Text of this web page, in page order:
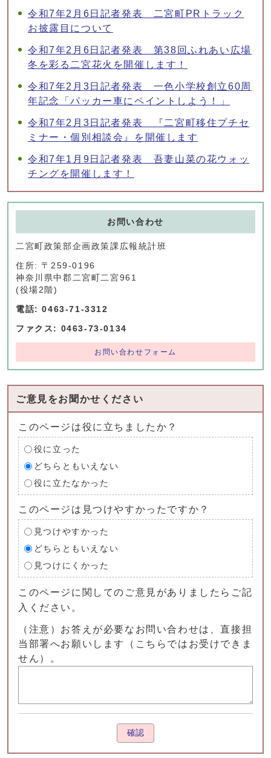
令和7年2月6日記者発表 二宮町PRトラック
お披露目について
令和7年2月6日記者発表 第38回ふれあい広場
冬を彩る二宮花火を開催します！
令和7年2月3日記者発表 一色小学校創立60周
年記念「パッカー車にペイントしよう！」
令和7年2月3日記者発表 『二宮町移住プチセ
ミナー・個別相談会』を開催します
令和7年1月9日記者発表 吾妻山菜の花ウォッ
チングを開催します！
お問い合わせ
二宮町政策部企画政策課広報統計班
住所: 〒259-0196
神奈川県中郡二宮町二宮961
(役場2階)
電話: 0463-71-3312
ファクス: 0463-73-0134
お問い合わせフォーム
ご意見をお聞かせください
このページは役に立ちましたか？
役に立った
どちらともいえない
役に立たなかった
このページは見つけやすかったですか？
見つけやすかった
どちらともいえない
見つけにくかった
このページに関してのご意見がありましたらご記
入ください。
（注意）お答えが必要なお問い合わせは、直接担
当部署へお願いします（こちらではお受けできま
せん）。
確認